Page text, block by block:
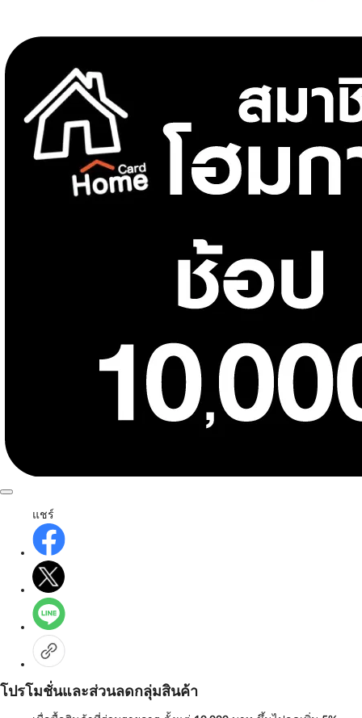
แชร์
โปรโมชั่นและส่วนลดกลุ่มสินค้า